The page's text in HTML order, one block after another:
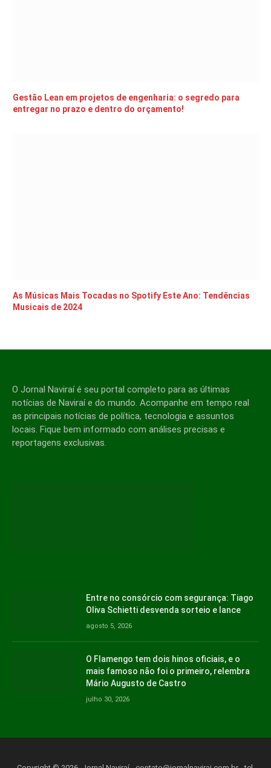
Gestão Lean em projetos de engenharia: o segredo para
entregar no prazo e dentro do orçamento!
As Músicas Mais Tocadas no Spotify Este Ano: Tendências
Musicais de 2024
O Jornal Naviraí é seu portal completo para as últimas
notícias de Naviraí e do mundo. Acompanhe em tempo real
as principais notícias de política, tecnologia e assuntos
locais. Fique bem informado com análises precisas e
reportagens exclusivas.
Entre no consórcio com segurança: Tiago
Oliva Schietti desvenda sorteio e lance
agosto 5, 2026
O Flamengo tem dois hinos oficiais, e o
mais famoso não foi o primeiro, relembra
Mário Augusto de Castro
julho 30, 2026